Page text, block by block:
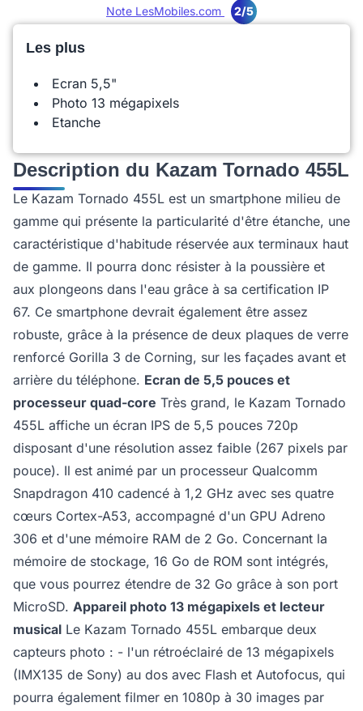
Note LesMobiles.com 2/5
Les plus
Ecran 5,5"
Photo 13 mégapixels
Etanche
Description du Kazam Tornado 455L
Le Kazam Tornado 455L est un smartphone milieu de
gamme qui présente la particularité d'être étanche, une
caractéristique d'habitude réservée aux terminaux haut
de gamme. Il pourra donc résister à la poussière et
aux plongeons dans l'eau grâce à sa certification IP
67. Ce smartphone devrait également être assez
robuste, grâce à la présence de deux plaques de verre
renforcé Gorilla 3 de Corning, sur les façades avant et
arrière du téléphone. Ecran de 5,5 pouces et
processeur quad-core Très grand, le Kazam Tornado
455L affiche un écran IPS de 5,5 pouces 720p
disposant d'une résolution assez faible (267 pixels par
pouce). Il est animé par un processeur Qualcomm
Snapdragon 410 cadencé à 1,2 GHz avec ses quatre
cœurs Cortex-A53, accompagné d'un GPU Adreno
306 et d'une mémoire RAM de 2 Go. Concernant la
mémoire de stockage, 16 Go de ROM sont intégrés,
que vous pourrez étendre de 32 Go grâce à son port
MicroSD. Appareil photo 13 mégapixels et lecteur
musical Le Kazam Tornado 455L embarque deux
capteurs photo : - l'un rétroéclairé de 13 mégapixels
(IMX135 de Sony) au dos avec Flash et Autofocus, qui
pourra également filmer en 1080p à 30 images par